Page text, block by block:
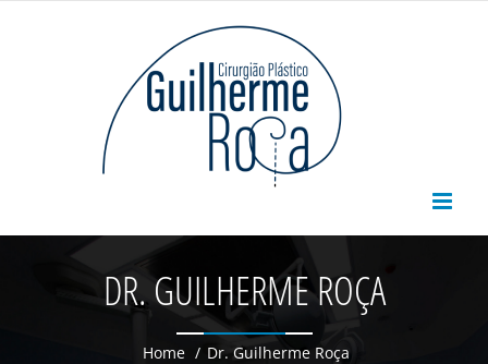
DR. GUILHERME ROÇA
Home / Dr. Guilherme Roça